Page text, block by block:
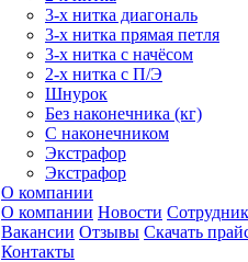
3-х нитка диагональ
3-х нитка прямая петля
3-х нитка с начёсом
2-х нитка с П/Э
Шнурок
Без наконечника (кг)
С наконечником
Экстрафор
Экстрафор
О компании
О компании Новости
Вакансии Отзывы Скачать
Контакты